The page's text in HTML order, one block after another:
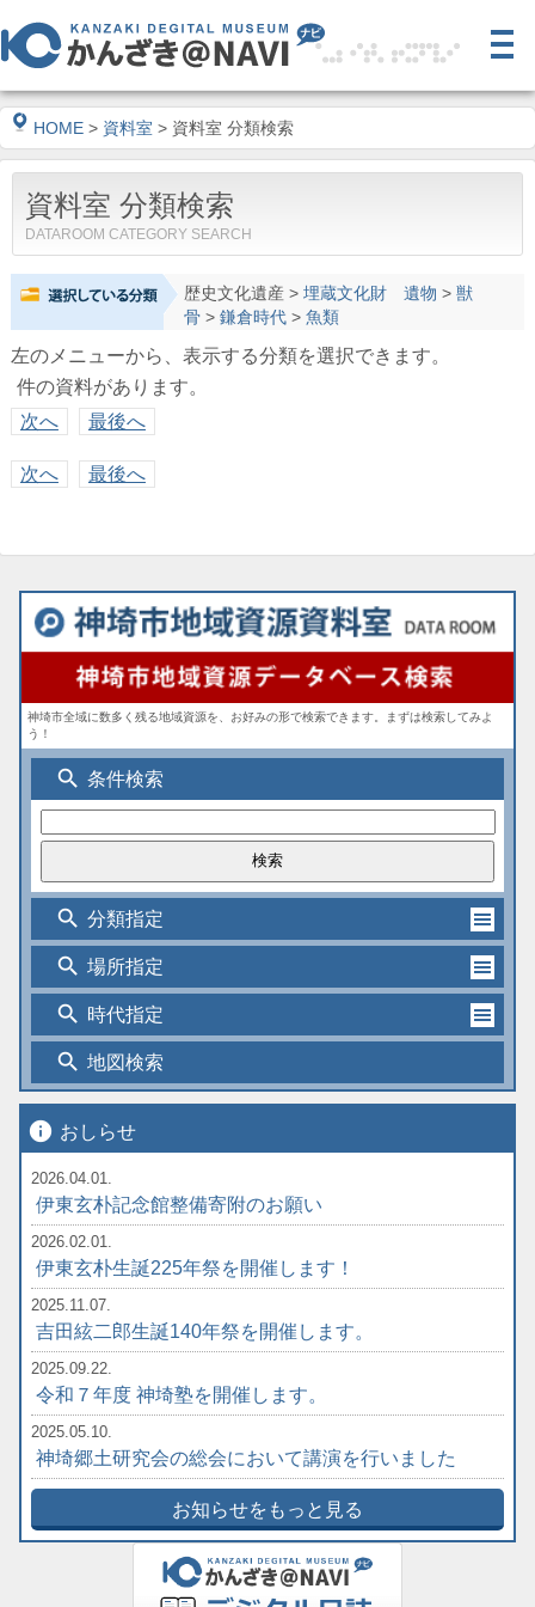
HOME > 資料室 > 資料室 分類検索
資料室 分類検索
DATAROOM CATEGORY SEARCH
歴史文化遺産> 埋蔵文化財 遺物 > 獣
骨> 鎌倉時代> 魚類
左のメニューから、表示する分類を選択できます。
件の資料があります。
次へ
最後へ
次へ 最後へ
神埼市全域に数多く残る地域資源を、お好みの形で検索できます。まずは検索してみよ
う！
search 条件検索
search 分類指定
search 場所指定
search 時代指定
search 地図検索
info おしらせ
2026.04.01.
伊東玄朴記念館整備寄附のお願い
2026.02.01.
伊東玄朴生誕225年祭を開催します！
2025.11.07.
吉田絃二郎生誕140年祭を開催します。
2025.09.22.
令和７年度 神埼塾を開催します。
2025.05.10.
神埼郷土研究会の総会において講演を行いました
お知らせをもっと見る